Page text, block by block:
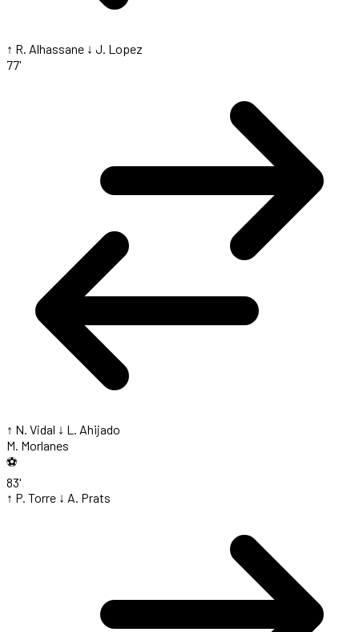
↑ R. Alhassane ↓ J. Lopez
77'
↑ N. Vidal ↓ L. Ahijado
M. Morlanes
⚽
83'
↑ P. Torre ↓ A. Prats